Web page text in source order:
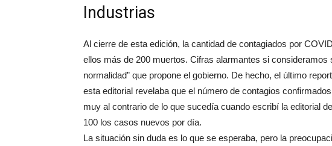
Industrias
Al cierre de esta edición, la cantidad de contagiados por
ellos más de 200 muertos. Cifras alarmantes si consideramos
normalidad” que propone el gobierno. De hecho, el último
esta editorial revelaba que el número de contagios
muy al contrario de lo que sucedía cuando escribí la editorial
100 los casos nuevos por día.
La situación sin duda es lo que se esperaba, pero la